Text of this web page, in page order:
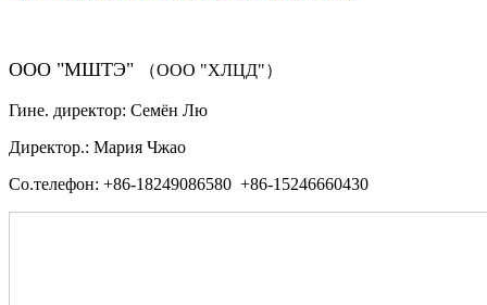
ООО "МШТЭ" （ООО "ХЛЦД"）
Гине. директор: Семён Лю
Директор.: Мария Чжао
Со.телефон: +86-18249086580 +86-15246660430